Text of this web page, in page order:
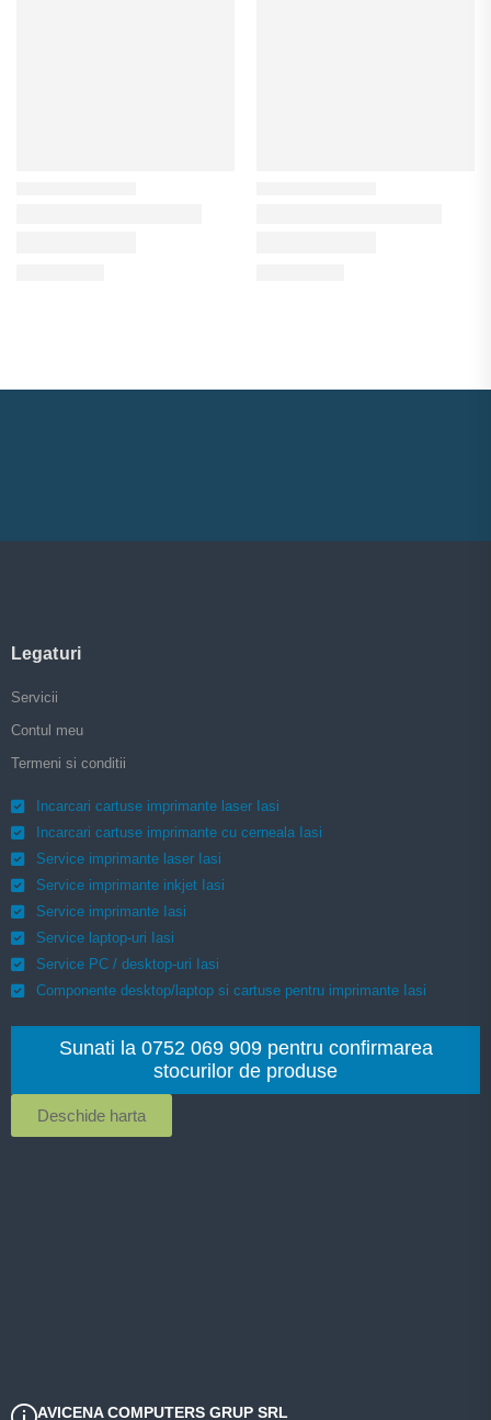
AVICENA COMPUTERS GRUP SRL
Legaturi
Servicii
Contul meu
Termeni si conditii
Incarcari cartuse imprimante laser Iasi
Incarcari cartuse imprimante cu cerneala Iasi
Service imprimante laser Iasi
Service imprimante inkjet Iasi
Service imprimante Iasi
Service laptop-uri Iasi
Service PC / desktop-uri Iasi
Componente desktop/laptop si cartuse pentru imprimante Iasi
Sunati la 0752 069 909 pentru confirmarea
stocurilor de produse
Deschide harta